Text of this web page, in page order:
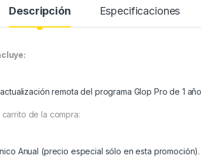
Descripción Especificaciones
remota del programa Glop Pro de 1
de la compra:
Anual (precio especial sólo en esta